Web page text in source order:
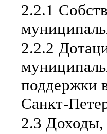
2.2.1
2.2.2
поддержки
Санкт-
2.3